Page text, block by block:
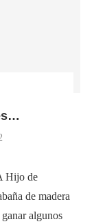
Hijo de
de madera
algunos